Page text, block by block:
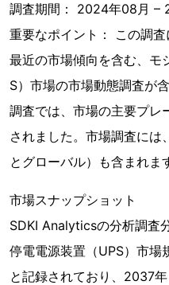
調査期間： 2024年08月 –
重要なポイント： この調査
最近の市場傾向を含む、モ
S）市場の市場動態調査が
調査では、市場の主要プレ
されました。市場調査には
とグローバル）も含まれま
市場スナップショット
SDKI Analyticsの分析調査
停電電源装置（UPS）市
と記録されており、2037